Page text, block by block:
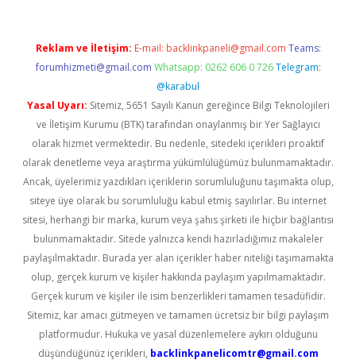
Reklam ve İletişim: E-mail: backlinkpaneli@gmail.com Teams:
forumhizmeti@gmail.com Whatsapp: 0262 606 0 726 Telegram:
@karabul
Yasal Uyarı: Sitemiz, 5651 Sayılı Kanun gereğince Bilgi Teknolojileri
ve İletişim Kurumu (BTK) tarafından onaylanmış bir Yer Sağlayıcı
olarak hizmet vermektedir. Bu nedenle, sitedeki içerikleri proaktif
olarak denetleme veya araştırma yükümlülüğümüz bulunmamaktadır.
Ancak, üyelerimiz yazdıkları içeriklerin sorumluluğunu taşımakta olup,
siteye üye olarak bu sorumluluğu kabul etmiş sayılırlar. Bu internet
sitesi, herhangi bir marka, kurum veya şahıs şirketi ile hiçbir bağlantısı
bulunmamaktadır. Sitede yalnızca kendi hazırladığımız makaleler
paylaşılmaktadır. Burada yer alan içerikler haber niteliği taşımamakta
olup, gerçek kurum ve kişiler hakkında paylaşım yapılmamaktadır.
Gerçek kurum ve kişiler ile isim benzerlikleri tamamen tesadüfidir.
Sitemiz, kar amacı gütmeyen ve tamamen ücretsiz bir bilgi paylaşım
platformudur. Hukuka ve yasal düzenlemelere aykırı olduğunu
düşündüğünüz içerikleri, backlinkpanelicomtr@gmail.com